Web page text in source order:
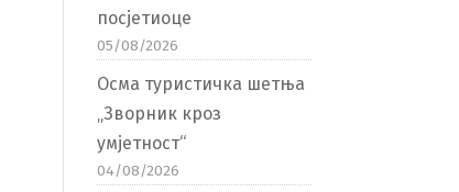
посјетиоце
05/08/2026
Осма туристичка шетња
„Зворник кроз
умјетност“
04/08/2026